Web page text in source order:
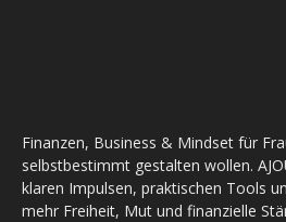
Finanzen, Business & Mindset für
selbstbestimmt gestalten wollen.
klaren Impulsen, praktischen Tools
mehr Freiheit, Mut und finanzielle